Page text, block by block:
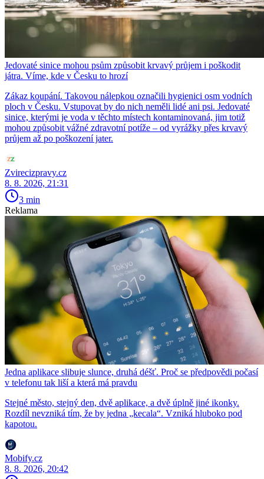
Jedovaté sinice mohou psům způsobit krvavý průjem i poškodit
játra. Víme, kde v Česku to hrozí
Zákaz koupání. Takovou nálepkou označili hygienici osm vodních
ploch v Česku. Vstupovat by do nich neměli lidé ani psi. Jedovaté
sinice, kterými je voda v těchto místech kontaminovaná, jim totiž
mohou způsobit vážné zdravotní potíže – od vyrážky přes krvavý
průjem až po poškození jater.
Zvirecizpravy.cz
8. 8. 2026, 21:31
3 min
Reklama
Jedna aplikace slibuje slunce, druhá déšť. Proč se předpovědi počasí
v telefonu tak liší a která má pravdu
Stejné město, stejný den, dvě aplikace, a dvě úplně jiné ikonky.
Rozdíl nevzniká tím, že by jedna „kecala“. Vzniká hluboko pod
kapotou.
Mobify.cz
8. 8. 2026, 20:42